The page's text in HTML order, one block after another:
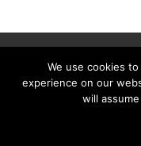
@2008-2026 - 0-
We use cookies
experience on our
will